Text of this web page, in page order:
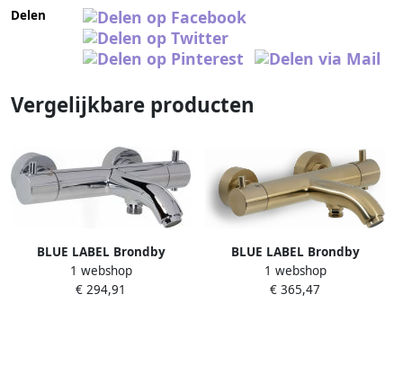
Delen
Vergelijkbare producten
BLUE LABEL Brondby
badthermostaat HOH 15 cm
chroom FK-8077-CH
1 webshop
€ 294,91
BLUE LABEL Brondby
badthermostaat HOH 15cm
met koppelingen geborsteld
1 webshop
€ 365,47